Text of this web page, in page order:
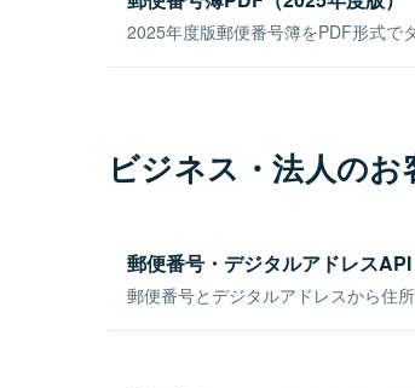
2025年度版郵便番号簿をPDF形式で
ビジネス・法人の
郵便番号・デジタルアドレスAPI
郵便番号とデジタルアドレスから住